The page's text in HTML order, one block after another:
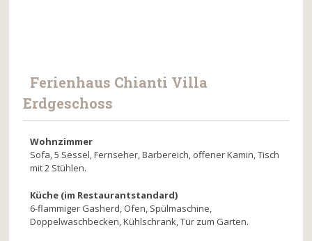
Ferienhaus Chianti Villa
Erdgeschoss
Wohnzimmer
Sofa, 5 Sessel, Fernseher, Barbereich, offener Kamin, Tisch
mit 2 Stühlen.
Küche (im Restaurantstandard)
6-flammiger Gasherd, Ofen, Spülmaschine,
Doppelwaschbecken, Kühlschrank, Tür zum Garten.